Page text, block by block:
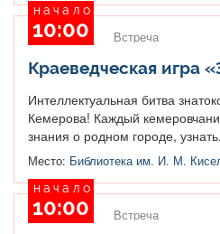
начало
10:00 Встреча
Краеведческая игра
Интеллектуальная битва
Кемерова! Каждый
знания о родном городе,
Место: Библиотека им. И. М.
начало
10:00 Встреча